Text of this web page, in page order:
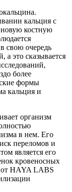
кальция с
костную
свою очередь
а это сказывается
более
формы
кальция и
организм
в нем. Его
переломов и
является его
кровеносных
HAYA LABS